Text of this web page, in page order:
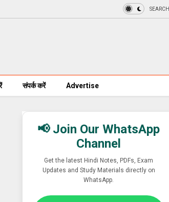
SEARCH
संपर्क करें Advertise
📢 Join Our WhatsApp
Channel
Get the latest Hindi Notes, PDFs, Exam
Updates and Study Materials directly on
WhatsApp.